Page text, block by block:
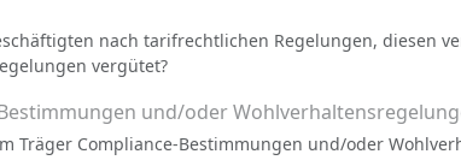
nach tarifrechtlichen Regelungen, diesen
vergütet?
und/oder
Träger Compliance-Bestimmungen und/oder